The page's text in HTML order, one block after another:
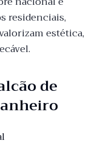
residenciais,
estética,
de